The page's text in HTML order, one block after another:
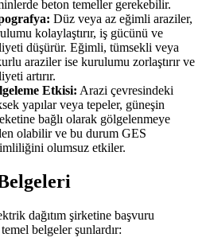
beton temeller gerekebilir.
Düz veya az eğimli araziler,
kolaylaştırır, iş gücünü ve
düşürür. Eğimli, tümsekli veya
araziler ise kurulumu zorlaştırır ve
artırır.
Etkisi: Arazi çevresindeki
yapılar veya tepeler, güneşin
bağlı olarak gölgelenmeye
olabilir ve bu durum GES
olumsuz etkiler.
dağıtım şirketine başvuru
belgeler şunlardır: